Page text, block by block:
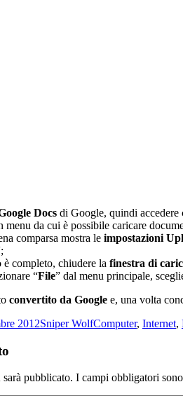
Docs di Google, quindi accedere
menu da cui è possibile caricare
comparsa mostra le impostazioni
completo, chiudere la finestra di
“File” dal menu principale,
convertito da Google e, una volta
2012Autore
Sniper WolfCategorie
Computer, Internet,
pubblicato. I campi obbligatori